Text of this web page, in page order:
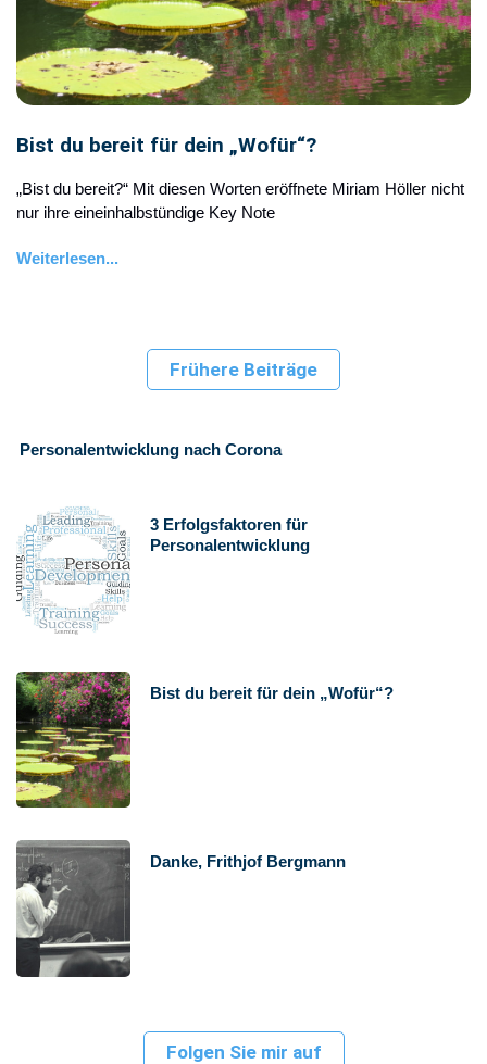
Bist du bereit für dein „Wofür“?
„Bist du bereit?“ Mit diesen Worten eröffnete Miriam Höller nicht
nur ihre eineinhalbstündige Key Note
Weiterlesen...
Frühere Beiträge
Personalentwicklung nach Corona
3 Erfolgsfaktoren für
Personalentwicklung
Bist du bereit für dein „Wofür“?
Danke, Frithjof Bergmann
Folgen Sie mir auf